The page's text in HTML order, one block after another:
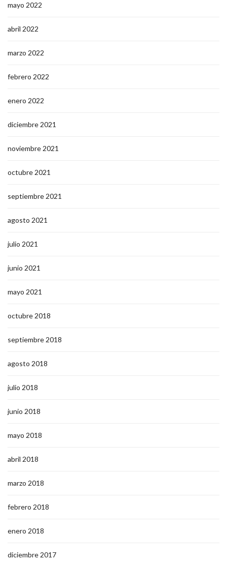
mayo 2022
abril 2022
marzo 2022
febrero 2022
enero 2022
diciembre 2021
noviembre 2021
octubre 2021
septiembre 2021
agosto 2021
julio 2021
junio 2021
mayo 2021
octubre 2018
septiembre 2018
agosto 2018
julio 2018
junio 2018
mayo 2018
abril 2018
marzo 2018
febrero 2018
enero 2018
diciembre 2017